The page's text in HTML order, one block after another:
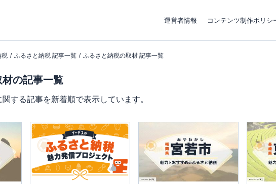
運営者情報 コンテンツ制作ポリシ
税 ふるさと納税 記事一覧 ふるさと納税の取材 記事一覧
の記事一覧
する記事を新着順で表示しています。